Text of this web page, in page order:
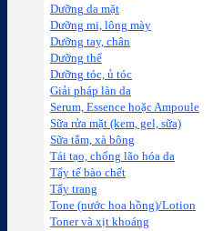
Dưỡng da mặt
Dưỡng mi, lông mày
Dưỡng tay, chân
Dưỡng thể
Dưỡng tóc, ủ tóc
Giải pháp làn da
Serum, Essence hoặc Ampoule
Sữa rửa mặt (kem, gel, sữa)
Sữa tắm, xà bông
Tái tạo, chống lão hóa da
Tẩy tế bào chết
Tẩy trang
Tone (nước hoa hồng)/Lotion
Toner và xịt khoáng